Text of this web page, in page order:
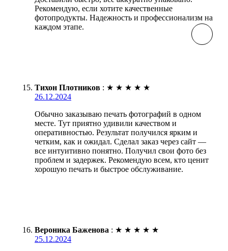
Рекомендую, если хотите качественные
фотопродукты. Надежность и профессионализм на
каждом этапе.
Тихон Плотников : ★ ★ ★ ★ ★
26.12.2024
Обычно заказываю печать фотографий в одном
месте. Тут приятно удивили качеством и
оперативностью. Результат получился ярким и
четким, как и ожидал. Сделал заказ через сайт —
все интуитивно понятно. Получил свои фото без
проблем и задержек. Рекомендую всем, кто ценит
хорошую печать и быстрое обслуживание.
Вероника Баженова : ★ ★ ★ ★ ★
25.12.2024